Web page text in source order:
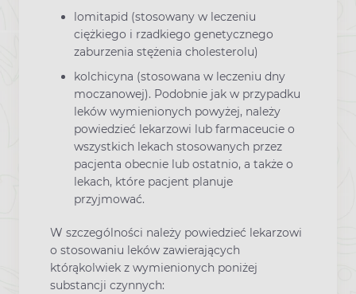
lomitapid (stosowany w leczeniu
ciężkiego i rzadkiego genetycznego
zaburzenia stężenia cholesterolu)
kolchicyna (stosowana w leczeniu dny
moczanowej). Podobnie jak w przypadku
leków wymienionych powyżej, należy
powiedzieć lekarzowi lub farmaceucie o
wszystkich lekach stosowanych przez
pacjenta obecnie lub ostatnio, a także o
lekach, które pacjent planuje
przyjmować.
W szczególności należy powiedzieć lekarzowi
o stosowaniu leków zawierających
którąkolwiek z wymienionych poniżej
substancji czynnych: